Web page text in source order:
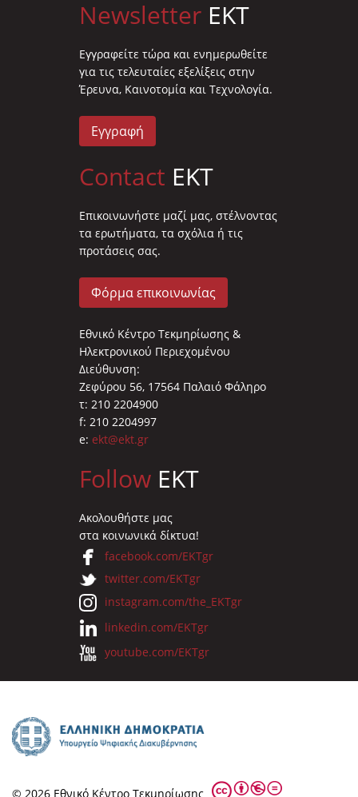
Newsletter EKT
Eγγραφείτε τώρα και ενημερωθείτε
για τις τελευταίες εξελίξεις στην
Έρευνα, Καινοτομία και Τεχνολογία.
Εγγραφή
Contact EKT
Επικοινωνήστε μαζί μας, στέλνοντας
τα ερωτήματα, τα σχόλια ή τις
προτάσεις σας.
Φόρμα επικοινωνίας
Εθνικό Κέντρο Τεκμηρίωσης &
Ηλεκτρονικού Περιεχομένου
Διεύθυνση:
Ζεφύρου 56, 17564 Παλαιό Φάληρο
τ: 210 2204900
f: 210 2204997
e: ekt@ekt.gr
Follow EKT
Ακολουθήστε μας
στα κοινωνικά δίκτυα!
facebook.com/EKTgr
twitter.com/EKTgr
instagram.com/the_EKTgr
linkedin.com/EKTgr
youtube.com/EKTgr
© 2026 Eθνικό Κέντρο Τεκμηρίωσης